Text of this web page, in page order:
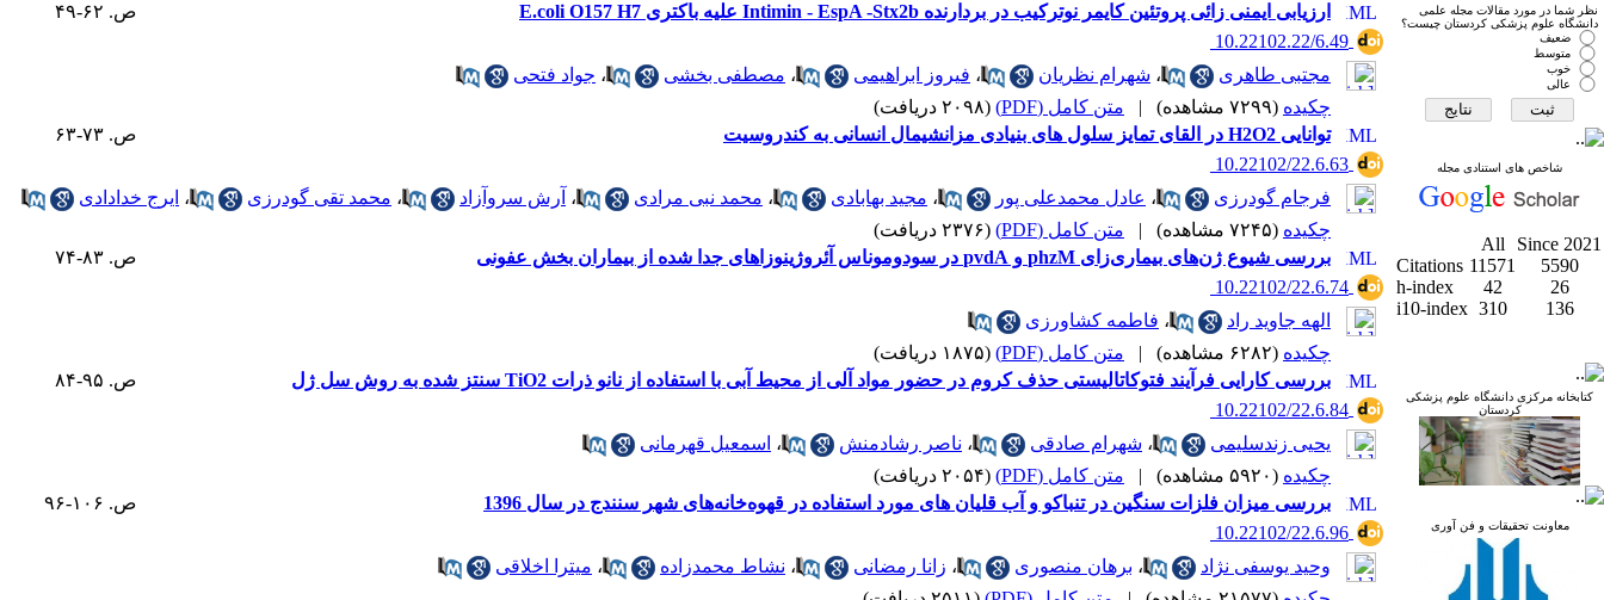
نظر شما در مورد مقالات مجله علمی
دانشگاه علوم پزشکی کردستان چیست؟
ضعیف
متوسط
خوب
عالی
شاخص های استنادی مجله
All
Since 2021
Citations 11571
5590
h-index
42
26
i10-index 310 136
کتابخانه مرکزی دانشگاه علوم پزشکی
کردستان
معاونت تحقیقات و فن آوری
ارزیابی ایمنی زائی پروتئین کایمر نوترکیب در بردارنده Intimin - EspA -Stx2b علیه باکتری E.coli O157 H7
ص. ۶۲-۴۹
‎ 10.22102.22/6.49
مجتبی طاهری
، شهرام نظریان ، فیروز ابراهیمی ، مصطفی بخشی ، جواد فتحی
چکیده (۷۲۹۹ مشاهده) | متن کامل (PDF)
(۲۰۹۸ دریافت)
توانایی H2O2 در القای تمایز سلول های بنیادی مزانشیمال انسانی به کندروسیت
ص. ۷۳-۶۳
‎ 10.22102/22.6.63
فرجام گودرزی
، عادل محمدعلی پور ، مجید بهابادی ، محمد نبی مرادی ، آرش سروآزاد ، محمد تقی گودرزی ، ایرج خدادادی
چکیده (۷۲۴۵ مشاهده) | متن کامل (PDF)
(۲۳۷۶ دریافت)
بررسی شیوع ژن‌های بیماری‌زای phzM و pvdA در سودوموناس آئروژینوزا‌های جدا شده از بیماران بخش عفونی
ص. ۸۳-۷۴
‎ 10.22102/22.6.74
الهه جاوید راد
، فاطمه کشاورزی
چکیده (۶۲۸۲ مشاهده) | متن کامل (PDF)
(۱۸۷۵ دریافت)
بررسی کارایی فرآیند فتوکاتالیستی حذف کروم در حضور مواد آلی از محیط آبی با استفاده از نانو ذرات TiO2 سنتز شده به روش سل ژل
ص. ۹۵-۸۴
‎ 10.22102/22.6.84
یحیی زندسلیمی
، شهرام صادقی ، ناصر رشادمنش ، اسمعیل قهرمانی
چکیده (۵۹۲۰ مشاهده) | متن کامل (PDF)
(۲۰۵۴ دریافت)
بررسی میزان فلزات سنگین در تنباکو و آب قلیان های مورد استفاده در قهوه‌خانه‌های شهر سنندج در سال 1396
ص. ۱۰۶-۹۶
‎ 10.22102/22.6.96
وحید یوسفی نژاد
، برهان منصوری ، زانا رمضانی ، نشاط محمدزاده ، میترا اخلاقی